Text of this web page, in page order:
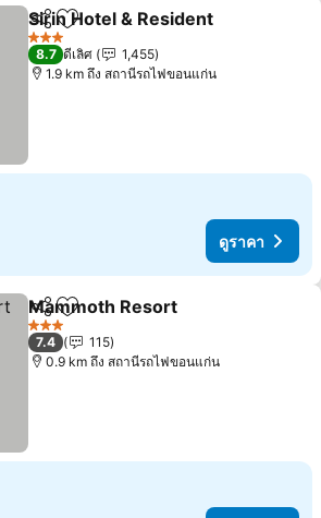
แชร์ เพิ่มในรายการโปรด
Sirin Hotel & Resident
3 ดาว
8.7 ดีเลิศ
1,455
1.9 km ถึง สถานีรถไฟขอนแก่น
ดูราคา
แชร์ เพิ่มในรายการโปรด
Mammoth Resort
3 ดาว
7.4
115
0.9 km ถึง สถานีรถไฟขอนแก่น